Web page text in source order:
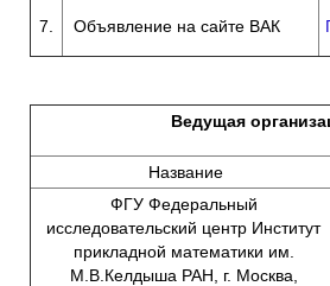
7. Объявление на сайте ВАК
Ведущая
Название
ФГУ Федеральный
исследовательский центр Институт
прикладной математики им.
М.В.Келдыша РАН, г. Москва,